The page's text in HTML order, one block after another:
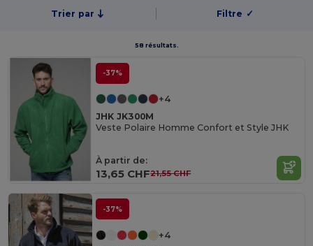
Trier par Filtre ✓
58 résultats.
-37%
+4
JHK JK300M
Veste Polaire Homme Confort et Style JHK
À partir de:
13,65 CHF21,55 CHF
-37%
+4